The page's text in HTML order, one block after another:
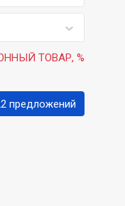
ТОВАР, %
предложений